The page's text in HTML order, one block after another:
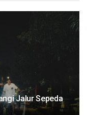
Jalur Sepeda